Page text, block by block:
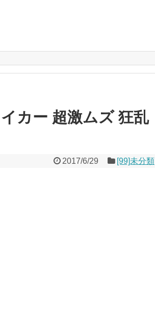
カー 超激ムズ 狂乱
2017/6/29 [99]未分類